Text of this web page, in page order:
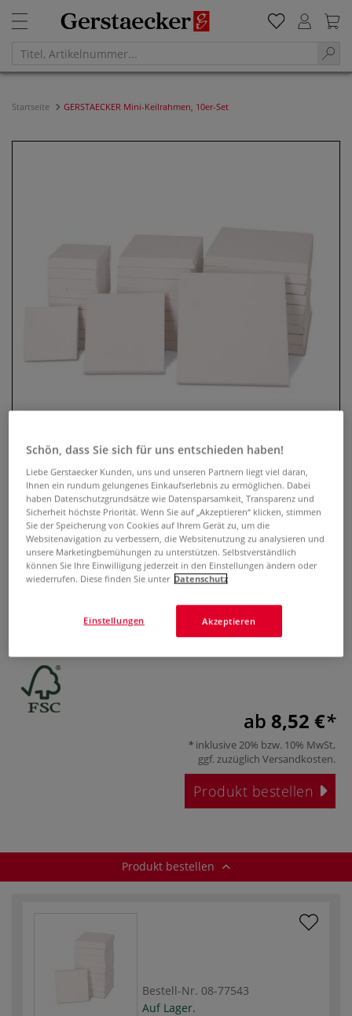
Startseite GERSTAECKER Mini-Keilrahmen, 10er-Set
GERSTAECKER Mini-Keilrahmen,
10er-Set
0 Bewertungen
GERSTAECKER Mini-Keilrahmen in 3 Formaten 1 cm stark.
Zum individuellen Gestalten gepackt mit 10 Stück.
ab 8,52 €
inklusive 20% bzw. 10% MwSt,
ggf. zuzüglich Versandkosten.
Produkt bestellen
Produkt bestellen
Bestell-Nr. 08-77543
Auf Lager.
Schön, dass Sie sich für uns entschieden haben!
Liebe Gerstaecker Kunden, uns und unseren Partnern liegt viel daran,
Ihnen ein rundum gelungenes Einkaufserlebnis zu ermöglichen. Dabei
haben Datenschutzgrundsätze wie Datensparsamkeit, Transparenz und
Sicherheit höchste Priorität. Wenn Sie auf „Akzeptieren“ klicken, stimmen
Sie der Speicherung von Cookies auf Ihrem Gerät zu, um die
Websitenavigation zu verbessern, die Websitenutzung zu analysieren und
unsere Marketingbemühungen zu unterstützen. Selbstverständlich
können Sie Ihre Einwilligung jederzeit in den Einstellungen ändern oder
wiederrufen. Diese finden Sie unter Datenschutz
Akzeptieren
Einstellungen